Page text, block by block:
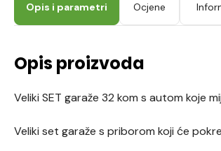
Opis i parametri Ocjene
Opis proizvoda
Veliki SET garaže 32 kom s autom koje
Veliki set garaže s priborom koji će